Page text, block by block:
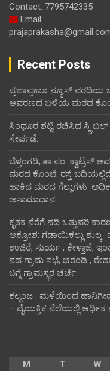
Contact: 7795742335
Email:
Recent Posts
ಪ್ರಜಾಪ್ರಕಾಶ ನ್ಯೂಸ್ ವರದಿಯ
ಆವರಣದ ಬಳಿಯ ಮರದ
ಸಿಂಧೂರ ಶೆಟ್ಟಿ ರಚಿಸಿದ
ಸೇರ್ಪಡೆ:
ಬೆಳ್ತಂಗಡಿ,:ತಾ.ಪಂ‌.
ಮರದ ಕೊಂಬೆ: ರಸ್ತೆ ಬದಿಯಲ್ಲಿದೆ
ಹಾಕಿದ ಮರದ ಗೆಲ್ಲುಗಳು:
ಅಸಾಮಾಧಾನ:
ಕೃತಕ ನೆರೆಗೆ ನದಿ ಒತ್ತುವರಿ
ಆಕ್ರೋಶ: ಗಡಾಯಿಕಲ್ಲು
ಉಜಿರೆ, ಸುರ್ಯ , ಕೇಳ್ತಾಜೆ,
ನಡ ಗ್ರಾಮ ಸಭೆ, ಚರಂಡಿ ,
ಬಗ್ಗೆ ಗ್ರಾಮಸ್ಥರ ಚರ್ಚೆ:
ಕಲ್ಮಂಜ : ಮಳೆಯಿಂದ
– ವೈಯಕ್ತಿಕ ನೆಲೆಯಲ್ಲಿ ಆರ್ಥಿಕ‌
M
T W